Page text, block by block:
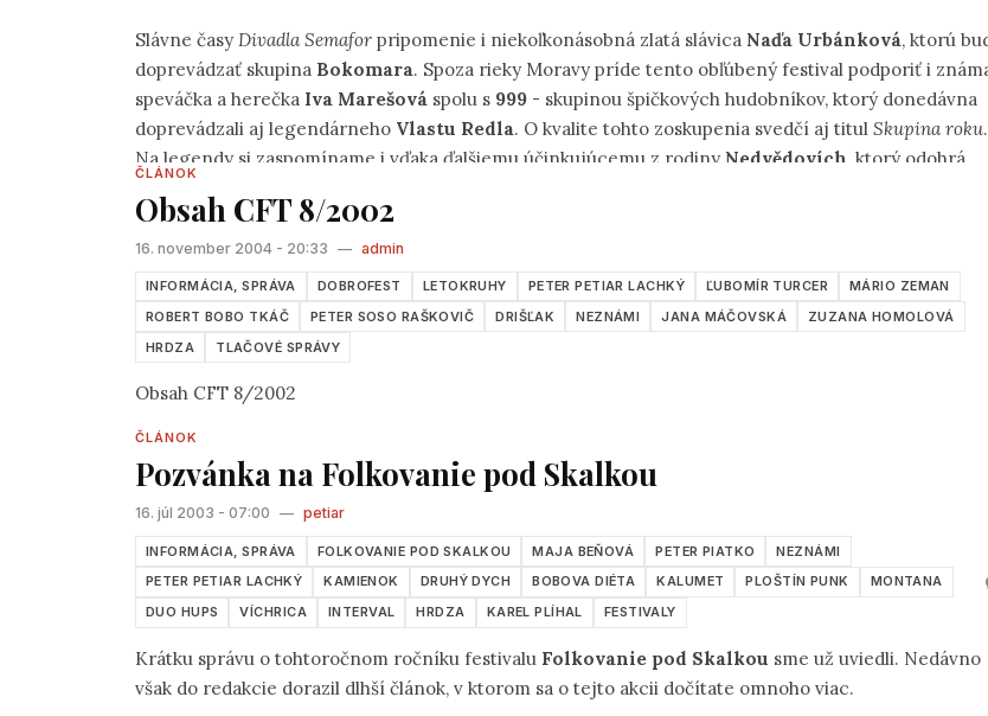
Slávne časy Divadla Semafor pripomenie i niekoľkonásobná zlatá slávica Naďa Urbánková, ktorú
doprevádzať skupina Bokomara. Spoza rieky Moravy príde tento obľúbený festival podporiť i
speváčka a herečka Iva Marešová spolu s 999 - skupinou špičkových hudobníkov, ktorý donedávna
doprevádzali aj legendárneho Vlastu Redla. O kvalite tohto zoskupenia svedčí aj titul Skupina roku.
Na legendy si zaspomíname i vďaka ďalšiemu účinkujúcemu z rodiny Nedvědovích , ktorý odohrá
Drums, ktorí celý festival odštartujú už v piatok 31.júla od 18:00hod.
ČLÁNOK
Obsah CFT 8/2002
16. november 2004 - 20:33 — admin
INFORMÁCIA, SPRÁVA DOBROFEST LETOKRUHY PETER PETIAR LACHKÝ ĽUBOMÍR TURCER
MÁRIO ZEMAN
ROBERT BOBO TKÁČ
PETER SOSO RAŠKOVIČ DRIŠĽAK NEZNÁMI JANA MÁČOVSKÁ
ZUZANA HOMOLOVÁ
HRDZA
TLAČOVÉ SPRÁVY
Obsah CFT 8/2002
ČLÁNOK
Pozvánka na Folkovanie pod Skalkou
16. júl 2003 - 07:00 — petiar
INFORMÁCIA, SPRÁVA FOLKOVANIE POD SKALKOU MAJA BEŇOVÁ PETER PIATKO
NEZNÁMI
PETER PETIAR LACHKÝ
KAMIENOK DRUHÝ DYCH BOBOVA DIÉTA KALUMET PLOŠTÍN PUNK
MONTANA
DUO HUPS
VÍCHRICA INTERVAL HRDZA KAREL PLÍHAL FESTIVALY
Krátku správu o tohtoročnom ročníku festivalu Folkovanie pod Skalkou sme už uviedli. Nedávno
však do redakcie dorazil dlhší článok, v ktorom sa o tejto akcii dočítate omnoho viac.